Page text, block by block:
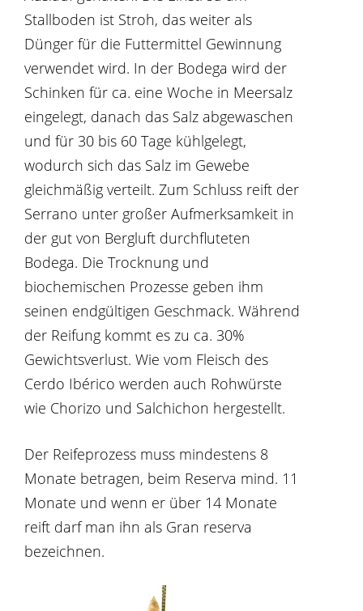
Stallboden ist Stroh, das weiter als
Dünger für die Futtermittel Gewinnung
verwendet wird. In der Bodega wird der
Schinken für ca. eine Woche in Meersalz
eingelegt, danach das Salz abgewaschen
und für 30 bis 60 Tage kühlgelegt,
wodurch sich das Salz im Gewebe
gleichmäßig verteilt. Zum Schluss reift der
Serrano unter großer Aufmerksamkeit in
der gut von Bergluft durchfluteten
Bodega. Die Trocknung und
biochemischen Prozesse geben ihm
seinen endgültigen Geschmack. Während
der Reifung kommt es zu ca. 30%
Gewichtsverlust. Wie vom Fleisch des
Cerdo Ibérico werden auch Rohwürste
wie Chorizo und Salchichon hergestellt.
Der Reifeprozess muss mindestens 8
Monate betragen, beim Reserva mind. 11
Monate und wenn er über 14 Monate
reift darf man ihn als Gran reserva
bezeichnen.